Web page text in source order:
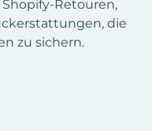
Retouren,
die
zu sichern.